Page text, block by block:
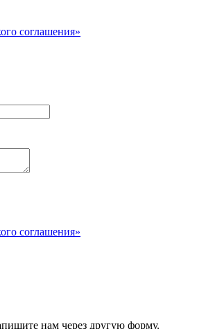
соглашения»
соглашения»
нам через другую форму.